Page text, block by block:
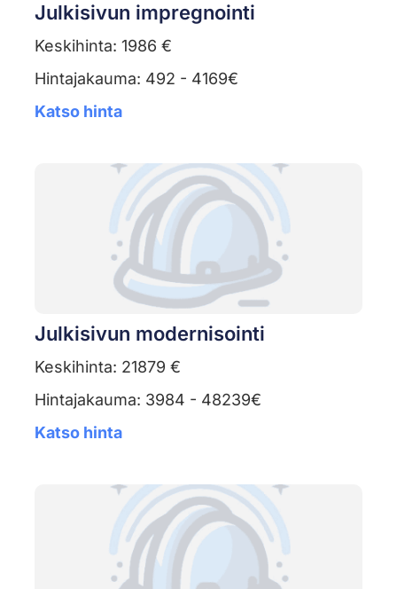
Julkisivun impregnointi
Keskihinta: 1986 €
Hintajakauma: 492 - 4169€
Katso hinta
Julkisivun modernisointi
Keskihinta: 21879 €
Hintajakauma: 3984 - 48239€
Katso hinta